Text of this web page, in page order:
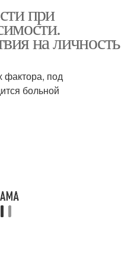
Алкогольный психоз
при
на личность
фактора, под
больной